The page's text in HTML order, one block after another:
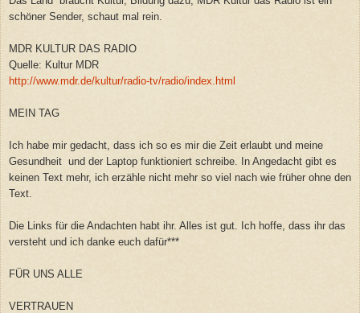
schöner Sender, schaut mal rein.
MDR KULTUR DAS RADIO
Quelle: Kultur MDR
http://www.mdr.de/kultur/radio-tv/radio/index.html
MEIN TAG
Ich habe mir gedacht, dass ich so es mir die Zeit erlaubt und meine
Gesundheit und der Laptop funktioniert schreibe. In Angedacht gibt es
keinen Text mehr, ich erzähle nicht mehr so viel nach wie früher ohne den
Text.
Die Links für die Andachten habt ihr. Alles ist gut. Ich hoffe, dass ihr das
versteht und ich danke euch dafür***
FÜR UNS ALLE
VERTRAUEN